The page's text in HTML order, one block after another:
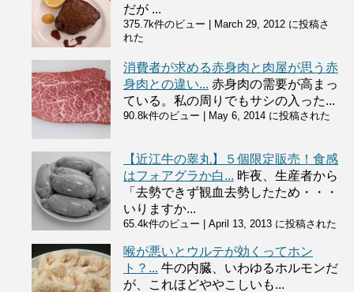
だが ...
375.7k件のビュー
March 29, 2012 に投稿さ
れた
消費者が求める赤身肉と肉屋が思う赤
身肉との違い... 赤身肉の需要が高まっ
ている。私の周りでもサシの入った...
90.8k件のビュー May 6, 2014 に投稿された
【近江牛の睾丸】５個限定販売！食感
はフォアグラか白... 昨夜、生産者から
「去勢できず観血去勢したため・・・
いりますか...
65.4k件のビュー April 13, 2013 に投稿された
喉が悪いとウルテが効くってホン
ト？... 牛の内臓、いわゆるホルモンだ
が、これほどややこしいも...